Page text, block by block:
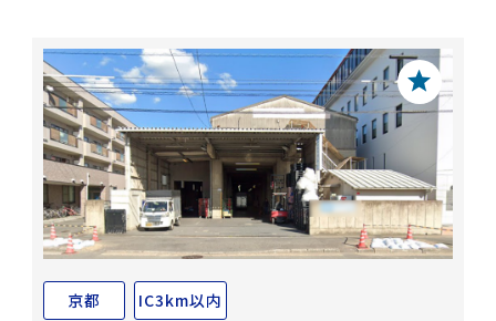
京都 IC3km以内